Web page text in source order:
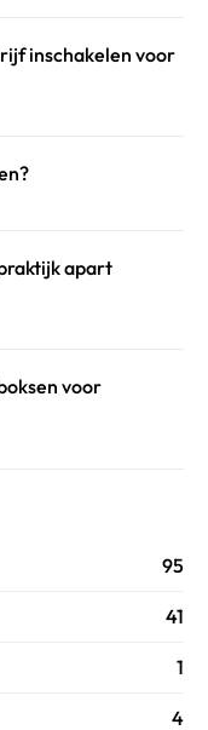
inschakelen voor
apart
voor
95
41
1
4